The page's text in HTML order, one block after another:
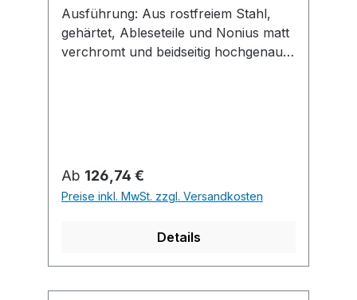
Ausführung: Aus rostfreiem Stahl,
gehärtet, Ableseteile und Nonius matt
verchromt und beidseitig hochgenau
Regulärer Preis:
Ab 126,74 €
Preise inkl. MwSt. zzgl. Versandkosten
Details